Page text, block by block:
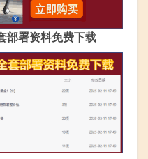
部署资料免费下载